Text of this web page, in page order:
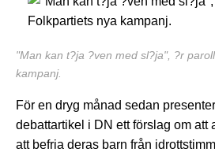
"Man kan t?ja ?ven med sl?ja", ?r
kampanj.
För en dryg månad sedan
debattartikel i DN ett förslag om att
att befria deras barn från